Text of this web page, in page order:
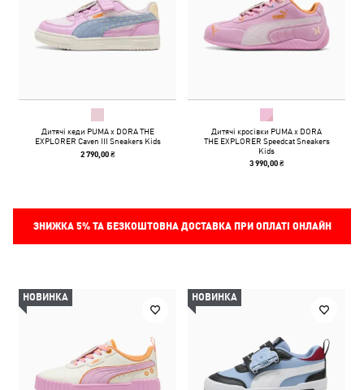
Дитячі кеди PUMA x DORA THE
EXPLORER Caven III Sneakers Kids
2 790,00 ₴
Дитячі кросівки PUMA x DORA
THE EXPLORER Speedcat Sneakers
Kids
3 990,00 ₴
ЗНИЖКА 5%ТА БЕЗКОШТОВНА ДОСТАВКА ПРИ ОПЛАТІ ОНЛАЙН
НОВИНКА НОВИНКА